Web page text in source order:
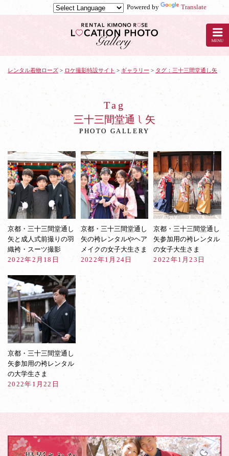
Powered by
Translate
ロ
ロ
影：
三
矢
レンタル着物ローズ > ロケ撮影特設サイト > ギャラリー > タグ：三十三間堂通し矢
Tag
三十三間堂通し矢
PHOTO GALLERY
京都・三十三間堂通し
矢と成人式前撮りの羽
織袴・スーツ撮影
2022年2月18日
京都・三十三間堂通し
矢の袴レンタルやヘア
メイクの女子大生さま
2022年1月24日
京都・三十三間堂通し
矢参加用の袴レンタル
の女子大生さま
2022年1月23日
京都・三十三間堂通し
矢参加用の袴レンタル
の大学生さま
2022年1月22日